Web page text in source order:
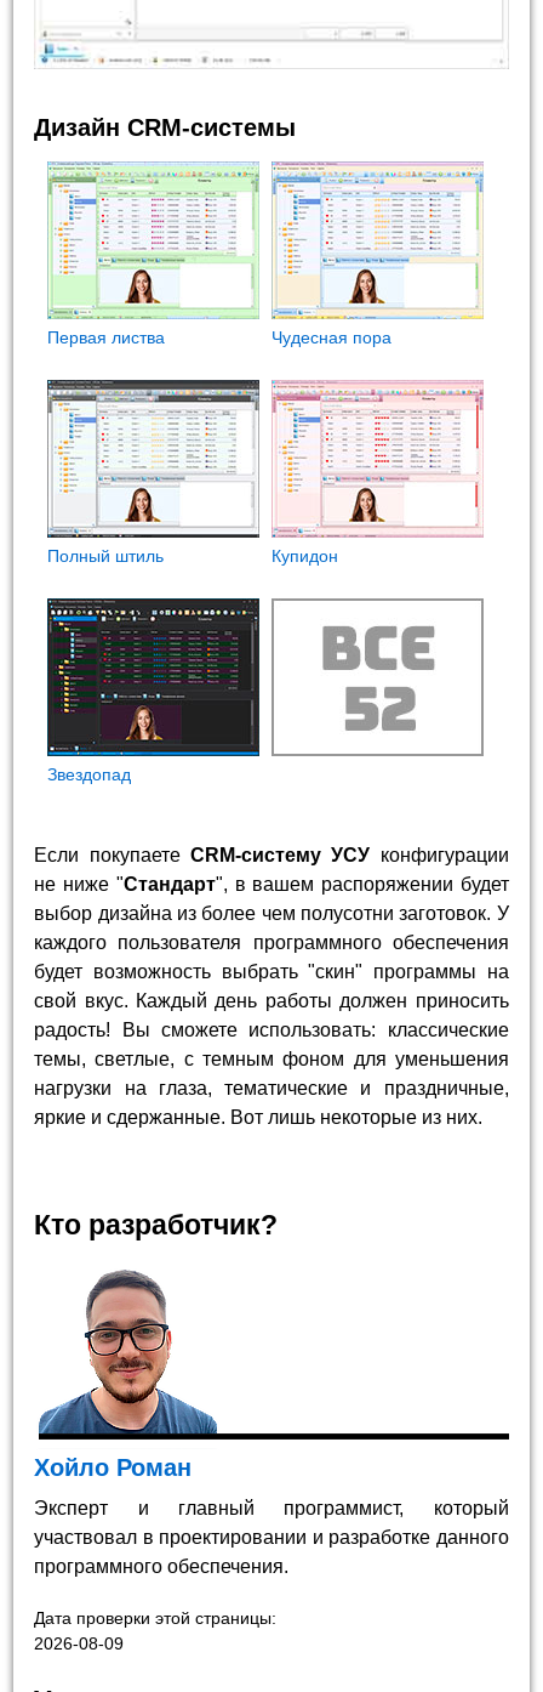
Дизайн CRM-системы
Первая листва Чудесная пора
Полный штиль Купидон
Звездопад
Если покупаете CRM-систему УСУ конфигурации
не ниже "Стандарт", в вашем распоряжении будет
выбор дизайна из более чем полусотни заготовок. У
каждого пользователя программного обеспечения
будет возможность выбрать "скин" программы на
свой вкус. Каждый день работы должен приносить
радость! Вы сможете использовать: классические
темы, светлые, с темным фоном для уменьшения
нагрузки на глаза, тематические и праздничные,
яркие и сдержанные. Вот лишь некоторые из них.
Кто разработчик?
Хойло Роман
Эксперт и главный программист, который
участвовал в проектировании и разработке данного
программного обеспечения.
Дата проверки этой страницы:
2026-08-09